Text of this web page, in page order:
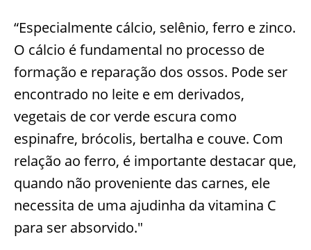
“Especialmente cálcio, selênio, ferro e zinco.
O cálcio é fundamental no processo de
formação e reparação dos ossos. Pode ser
encontrado no leite e em derivados,
vegetais de cor verde escura como
espinafre, brócolis, bertalha e couve. Com
relação ao ferro, é importante destacar que,
quando não proveniente das carnes, ele
necessita de uma ajudinha da vitamina C
para ser absorvido."